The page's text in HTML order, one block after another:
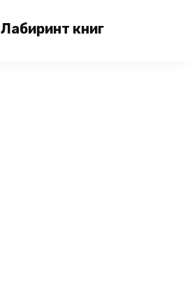
Лабиринт книг